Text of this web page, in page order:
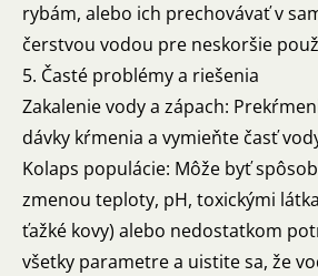
rybám, alebo ich prechovávať v
čerstvou vodou pre neskoršie
5. Časté problémy a riešenia
Zakalenie vody a zápach:
dávky kŕmenia a vymieňte časť
Kolaps populácie: Môže byť
zmenou teploty, pH, toxickými
ťažké kovy) alebo nedostatkom
všetky parametre a uistite sa, že